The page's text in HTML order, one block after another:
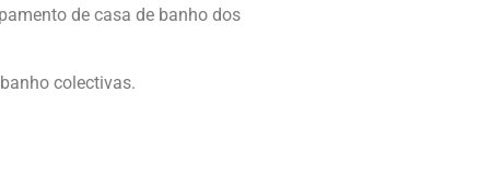
de casa de banho dos
colectivas.